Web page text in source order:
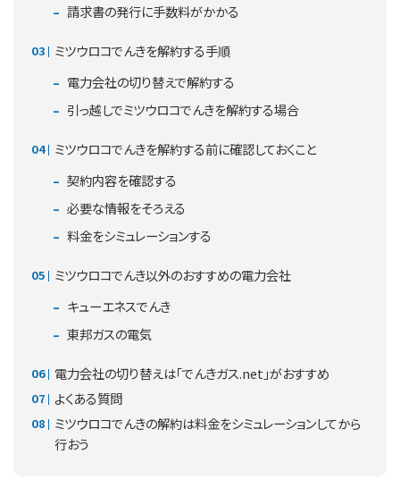
請求書の発行に手数料がかかる
ミツウロコでんきを解約する手順
電力会社の切り替えで解約する
引っ越しでミツウロコでんきを解約する場合
ミツウロコでんきを解約する前に確認しておくこと
契約内容を確認する
必要な情報をそろえる
料金をシミュレーションする
ミツウロコでんき以外のおすすめの電力会社
キューエネスでんき
東邦ガスの電気
電力会社の切り替えは「でんきガス.net」がおすすめ
よくある質問
ミツウロコでんきの解約は料金をシミュレーションしてから
行おう